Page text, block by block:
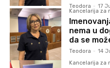
Teodora - 17
Kancelarija za
nema u
da se
Teodora - 14
Kancelarija za